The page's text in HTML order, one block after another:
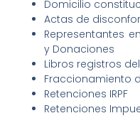
Domicilio
Actas de
Representantes
y Donaciones
Libros registros del
Fraccionamiento
Retenciones IRPF
Retenciones